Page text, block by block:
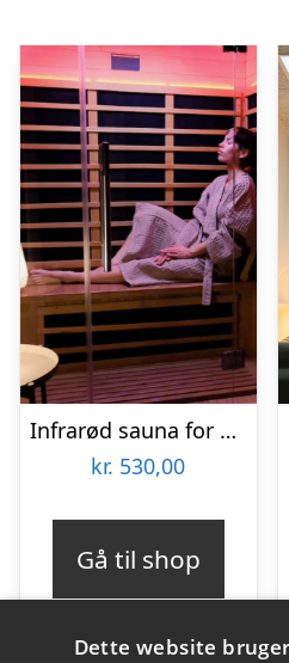
Infrarød sauna for 2 personer hos House of Salt
kr. 530,00
Gå til shop
Dette website